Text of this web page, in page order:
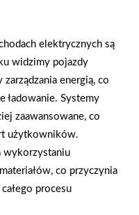
elektrycznych są
widzimy pojazdy
energią, co
ładowanie. Systemy
zaawansowane, co
użytkowników.
wykorzystaniu
co przyczynia
procesu